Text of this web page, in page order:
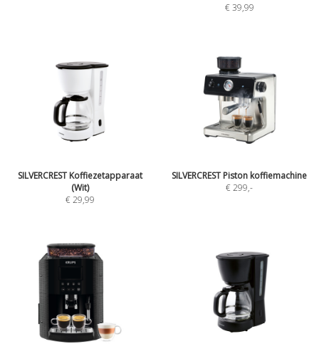
€ 39,99
SILVERCREST Koffiezetapparaat
(Wit)
€ 29,99
SILVERCREST Piston koffiemachine
€ 299,-